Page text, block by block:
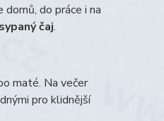
domů, do práce i na
sypaný čaj.
maté. Na večer
pro klidnější